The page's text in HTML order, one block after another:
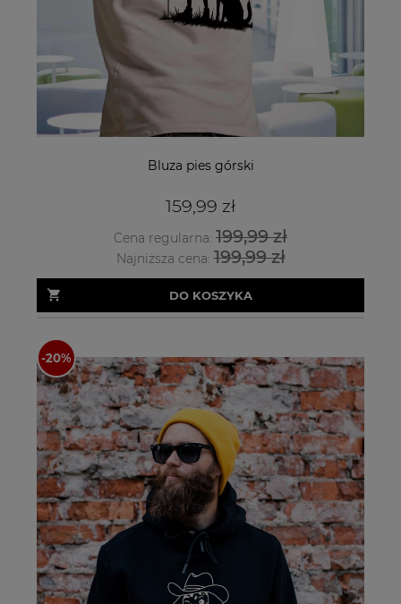
Bluza pies górski
159,99 zł
Cena regularna: 199,99 zł
Najniższa cena:199,99 zł
DO KOSZYKA